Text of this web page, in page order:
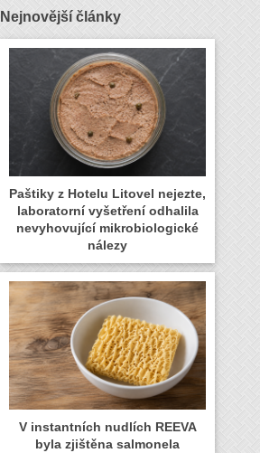
Nejnovější články
Paštiky z Hotelu Litovel nejezte,
laboratorní vyšetření odhalila
nevyhovující mikrobiologické
nálezy
V instantních nudlích REEVA
byla zjištěna salmonela